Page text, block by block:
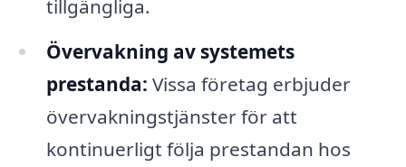
tillgängliga.
Övervakning av systemets
prestanda: Vissa företag erbjuder
övervakningstjänster för att
kontinuerligt följa prestandan hos